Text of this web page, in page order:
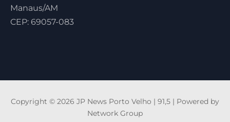
Manaus/AM
CEP: 69057-083
Copyright © 2026 JP News Porto Velho | 91,5 | Powered by
Network Group